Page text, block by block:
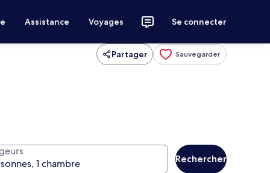
Assistance Voyages Se connecter
Partager Sauvegarder
Rechercher